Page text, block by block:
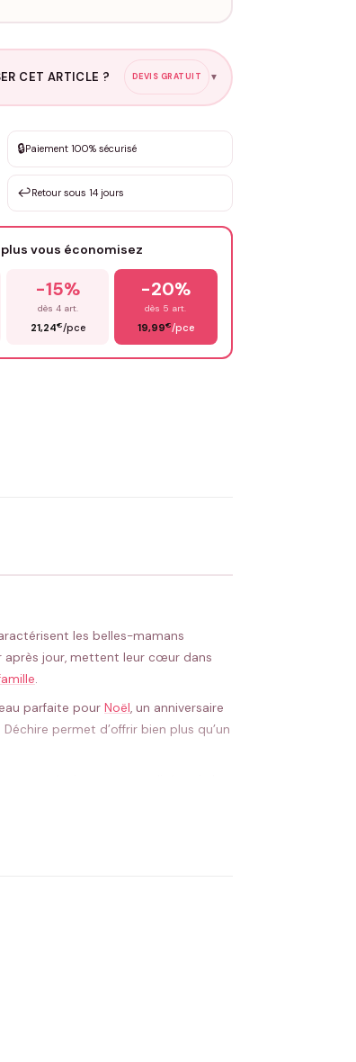
CET ARTICLE ? DEVIS GRATUIT ▼
à 10€ selon la demande
🔒Paiement 100% sécurisé
↩️Retour sous 14 jours
vous économisez
-15%
dès 4 art.
21,24€/pce
-20%
dès 5 art.
19,99€/pce
les belles-mamans
après jour, mettent leur cœur dans
.
parfaite pour Noël, un anniversaire
permet d’offrir bien plus qu’un
toutes les figures fortes de